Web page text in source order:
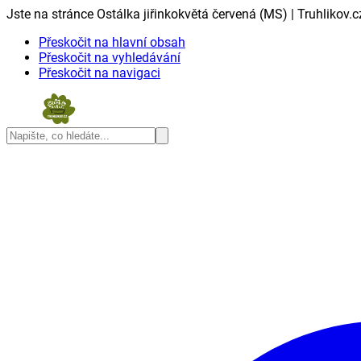
Jste na stránce Ostálka jiřinkokvětá červená (MS) |
Přeskočit na hlavní obsah
Přeskočit na vyhledávání
Přeskočit na navigaci